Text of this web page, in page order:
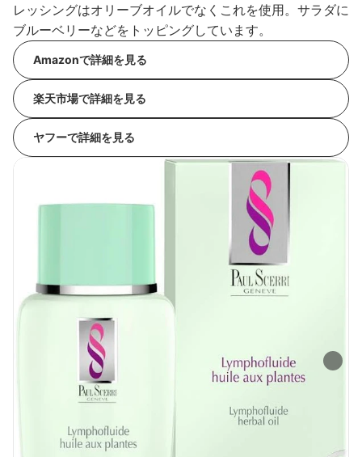
レッシングはオリーブオイルでなくこれを使用。サラダに
ブルーベリーなどをトッピングしています。
Amazonで詳細を見る
楽天市場で詳細を見る
ヤフーで詳細を見る